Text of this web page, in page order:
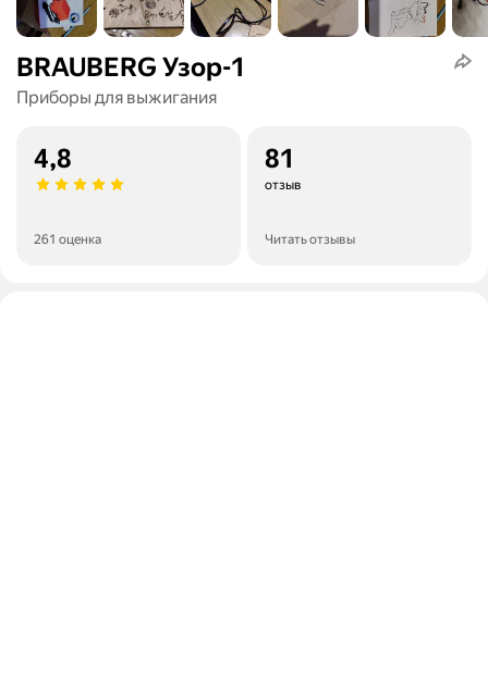
BRAUBERG Узор-1
Приборы для выжигания
4,8
261 оценка
81
отзыв
Читать отзывы